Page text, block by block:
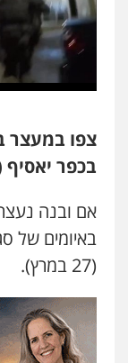
צפו במעצר
בכפר
אם ובנה
באיומים של
(27 במרץ).